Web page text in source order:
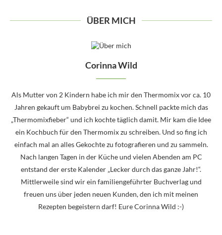
ÜBER MICH
Corinna Wild
Als Mutter von 2 Kindern habe ich mir den Thermomix vor ca. 10
Jahren gekauft um Babybrei zu kochen. Schnell packte mich das
„Thermomixfieber“ und ich kochte täglich damit. Mir kam die Idee
ein Kochbuch für den Thermomix zu schreiben. Und so fing ich
einfach mal an alles Gekochte zu fotografieren und zu sammeln.
Nach langen Tagen in der Küche und vielen Abenden am PC
entstand der erste Kalender „Lecker durch das ganze Jahr!“.
Mittlerweile sind wir ein familiengeführter Buchverlag und
freuen uns über jeden neuen Kunden, den ich mit meinen
Rezepten begeistern darf! Eure Corinna Wild :-)